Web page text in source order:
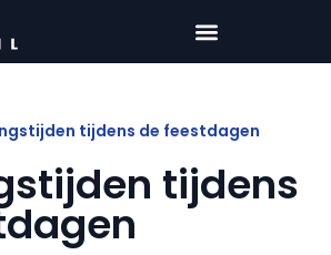
tijdens de feestdagen
tijdens